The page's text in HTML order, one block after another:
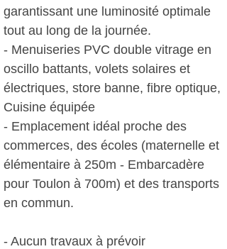
garantissant une luminosité optimale
tout au long de la journée.
- Menuiseries PVC double vitrage en
oscillo battants, volets solaires et
électriques, store banne, fibre optique,
Cuisine équipée
- Emplacement idéal proche des
commerces, des écoles (maternelle et
élémentaire à 250m - Embarcadère
pour Toulon à 700m) et des transports
en commun.
- Aucun travaux à prévoir